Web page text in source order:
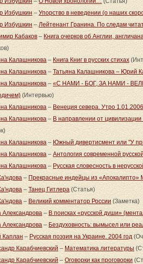
Избушкин – Упорство в неведении (о наших
Избушкин – Лейтенант Гранина. По следам
Кабаков – Книга очерков об Англии,
Калашникова – Книга Книг в русских стихах
Калашникова – Татьяна Калашникова – Юрий
Калашникова – «C НАМИ - БОГ, ЗА НАМИ -
(Интервью)
Калашникова – Венеция севера. Утро 1.01.2006
Калашникова – В направлении от
Калашникова – Южный дивертисмент или "У
Калашникова – Антология современной
Калашникова – Русская словесность в
– Прекрасные индейцы из «Апокалипто»
– Танец Гитлера (Статья)
– Великий комментатор России (Заметка)
Александрова – В поисках «русской души»
Александрова – Бездуховность: вымысел или
Каплан – Русская поэзия на Украине. 2004 год
Карабчиевский – Математика литературы
Карабчиевский – Оговорки как проговорки